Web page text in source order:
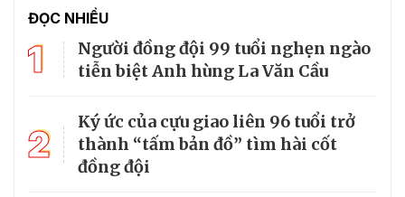
ĐỌC NHIỀU
1
Người đồng đội 99 tuổi nghẹn ngào
tiễn biệt Anh hùng La Văn Cầu
2
Ký ức của cựu giao liên 96 tuổi trở
thành “tấm bản đồ” tìm hài cốt
đồng đội